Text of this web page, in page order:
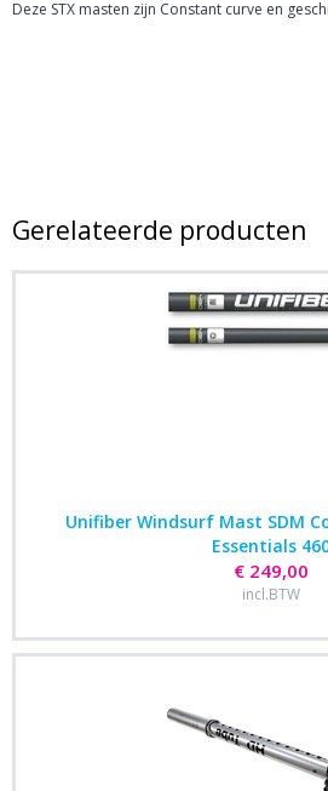
Deze STX masten zijn Constant curve en
Gerelateerde producten
Unifiber Windsurf Mast SDM
Essentials
€ 249,00
incl.BTW